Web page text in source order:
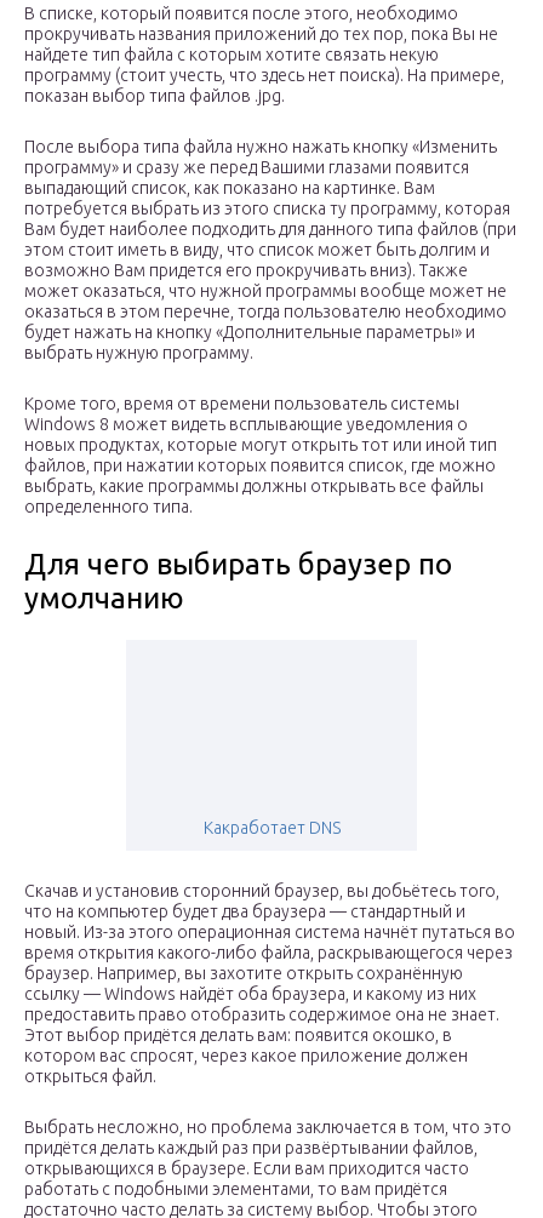
В списке, который появится после этого, необходимо
прокручивать названия приложений до тех пор, пока Вы не
найдете тип файла с которым хотите связать некую
программу (стоит учесть, что здесь нет поиска). На примере,
показан выбор типа файлов .jpg.
После выбора типа файла нужно нажать кнопку «Изменить
программу» и сразу же перед Вашими глазами появится
выпадающий список, как показано на картинке. Вам
потребуется выбрать из этого списка ту программу, которая
Вам будет наиболее подходить для данного типа файлов (при
этом стоит иметь в виду, что список может быть долгим и
возможно Вам придется его прокручивать вниз). Также
может оказаться, что нужной программы вообще может не
оказаться в этом перечне, тогда пользователю необходимо
будет нажать на кнопку «Дополнительные параметры» и
выбрать нужную программу.
Кроме того, время от времени пользователь системы
Windows 8 может видеть всплывающие уведомления о
новых продуктах, которые могут открыть тот или иной тип
файлов, при нажатии которых появится список, где можно
выбрать, какие программы должны открывать все файлы
определенного типа.
Для чего выбирать браузер по
умолчанию
Какработает DNS
Скачав и установив сторонний браузер, вы добьётесь того,
что на компьютер будет два браузера — стандартный и
новый. Из-за этого операционная система начнёт путаться во
время открытия какого-либо файла, раскрывающегося через
браузер. Например, вы захотите открыть сохранённую
ссылку — Windows найдёт оба браузера, и какому из них
предоставить право отобразить содержимое она не знает.
Этот выбор придётся делать вам: появится окошко, в
котором вас спросят, через какое приложение должен
открыться файл.
Выбрать несложно, но проблема заключается в том, что это
придётся делать каждый раз при развёртывании файлов,
открывающихся в браузере. Если вам приходится часто
работать с подобными элементами, то вам придётся
достаточно часто делать за систему выбор. Чтобы этого